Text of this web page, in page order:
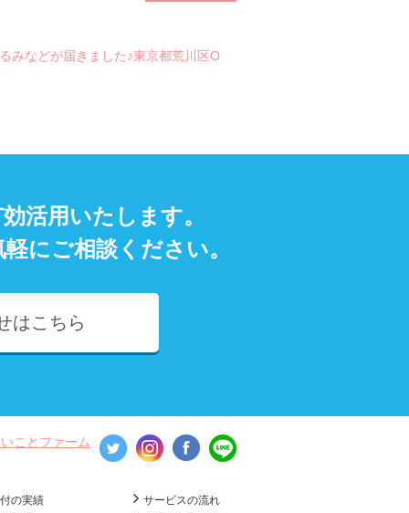
みなどが届きました♪東京都荒川区O
活用いたします。
にご相談ください。
はこちら
ことファーム
の実績
サービスの流れ